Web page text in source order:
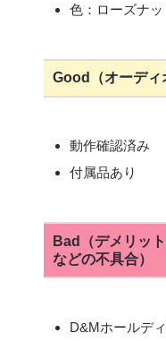
色：ローズナッ
Good（オーディ
動作確認済み
付属品あり
Bad（デメリッ
などの不具合）
D&Mホールデ